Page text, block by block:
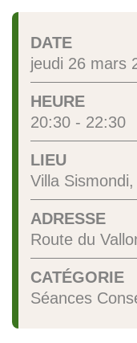
DATE
jeudi 26 mars
HEURE
20:30 - 22:30
LIEU
Villa
ADRESSE
Route du
CATÉGORIE
Séances